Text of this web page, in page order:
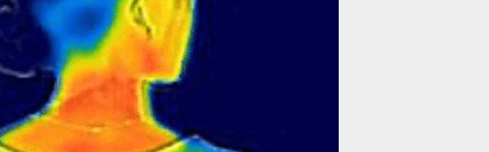
Lierrey アシンメトリースターネックレス